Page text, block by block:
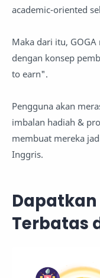
academic-oriented
Maka dari itu,
dengan konsep
to earn".
Pengguna akan
imbalan hadiah &
membuat mereka
Inggris.
Terbatas